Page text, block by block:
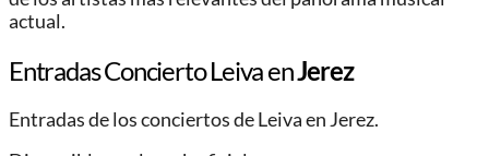
actual.
Entradas Concierto Leiva enJerez
Entradas de los conciertos de Leiva en Jerez.